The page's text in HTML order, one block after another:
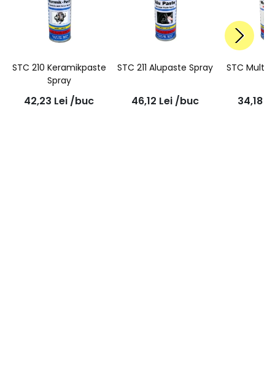
STC 210 Keramikpaste
Spray
42,23 Lei /buc
STC 211 Alupaste Spray
46,12 Lei /buc
STC Multi
34,18